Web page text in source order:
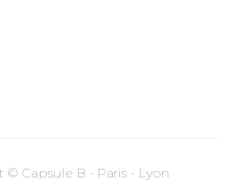
© Capsule B - Paris - Lyon